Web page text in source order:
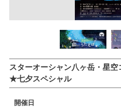
スターオーシャン八ヶ岳・星
★七夕スペシャル
開催日